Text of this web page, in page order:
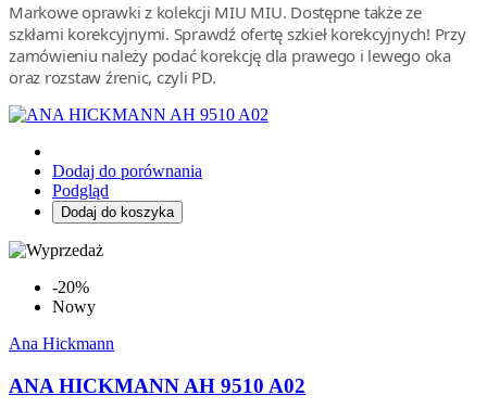
Markowe oprawki z kolekcji MIU MIU. Dostępne także ze
szkłami korekcyjnymi. Sprawdź ofertę szkieł korekcyjnych! Przy
zamówieniu należy podać korekcję dla prawego i lewego oka
oraz rozstaw źrenic, czyli PD.
Dodaj do porównania
Podgląd
Dodaj do koszyka
-20%
Nowy
Ana Hickmann
ANA HICKMANN AH 9510 A02